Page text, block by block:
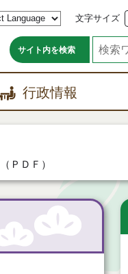
文字サイズ
サイト内を検索
行政情報
ＰＤＦ）